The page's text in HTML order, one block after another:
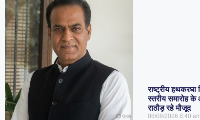
राष्ट्रीय
स्तरीय समारोह के
राठौड़ रहे मौजूद
08/08/20268:40 am